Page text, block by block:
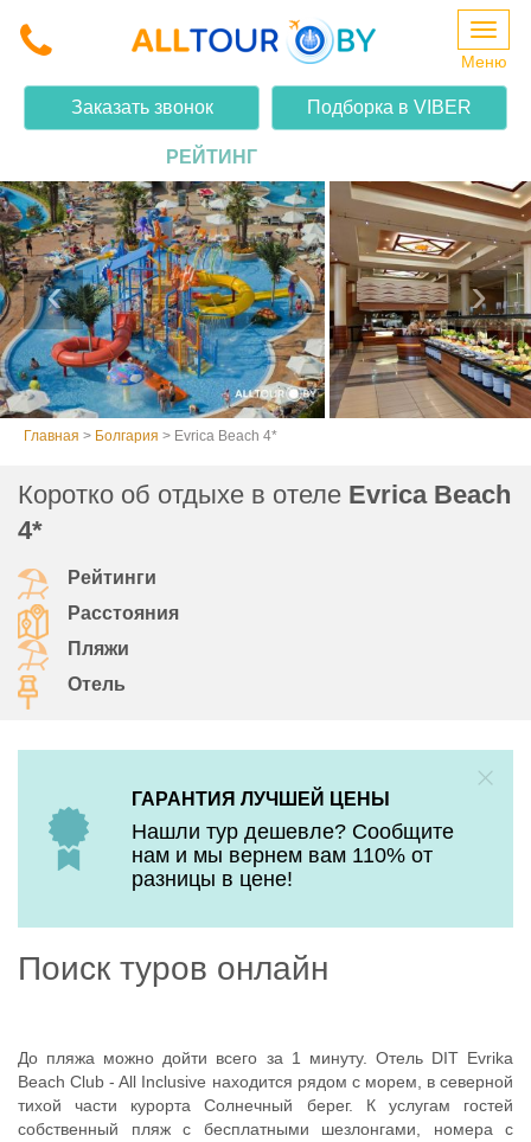
Меню
Заказать звонок Подборка в VIBER
EVRICA BEACH 4*
РЕЙТИНГ
Главная > Болгария > Evrica Beach 4*
Коротко об отдыхе в отеле Evrica Beach
4*
Рейтинги
Расстояния
Пляжи
Отель
ГАРАНТИЯ ЛУЧШЕЙ ЦЕНЫ
Нашли тур дешевле? Сообщите
нам и мы вернем вам 110% от
разницы в цене!
Поиск туров онлайн
До пляжа можно дойти всего за 1 минуту. Отель DIT Evrika
Beach Club - All Inclusive находится рядом с морем, в северной
тихой части курорта Солнечный берег. К услугам гостей
собственный пляж с бесплатными шезлонгами, номера с